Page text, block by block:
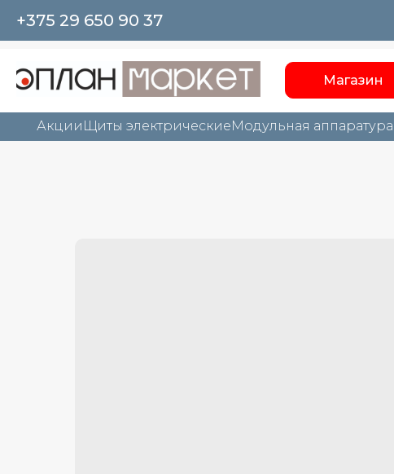
+375 29 650 90 37
Магазин
Акции Щиты электрическиеМодульная аппаратура